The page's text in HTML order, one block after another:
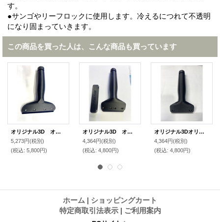
す。
●サンゴやリーフロックに使用します。冷えるにつれて不透明
になり固まっていきます。
この商品を買った人は、こんな商品も買っています
オリジナル3D オリジナルスクレイパーBIGアクリル水槽用
5,273円(税別)
(税込: 5,800円)
オリジナル3D オリジナルスクレイパーミドル ガラス水槽用
4,364円(税別)
(税込: 4,800円)
オリジナル3Dオリジナルスクレイパーアクリル水槽用
4,364円(税別)
(税込: 4,800円)
ホーム | ショッピングカート
特定商取引法表示 | ご利用案内